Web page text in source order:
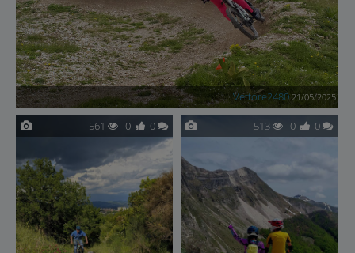
Vettore2480 21/05/2025
561 0 0 513 0 0